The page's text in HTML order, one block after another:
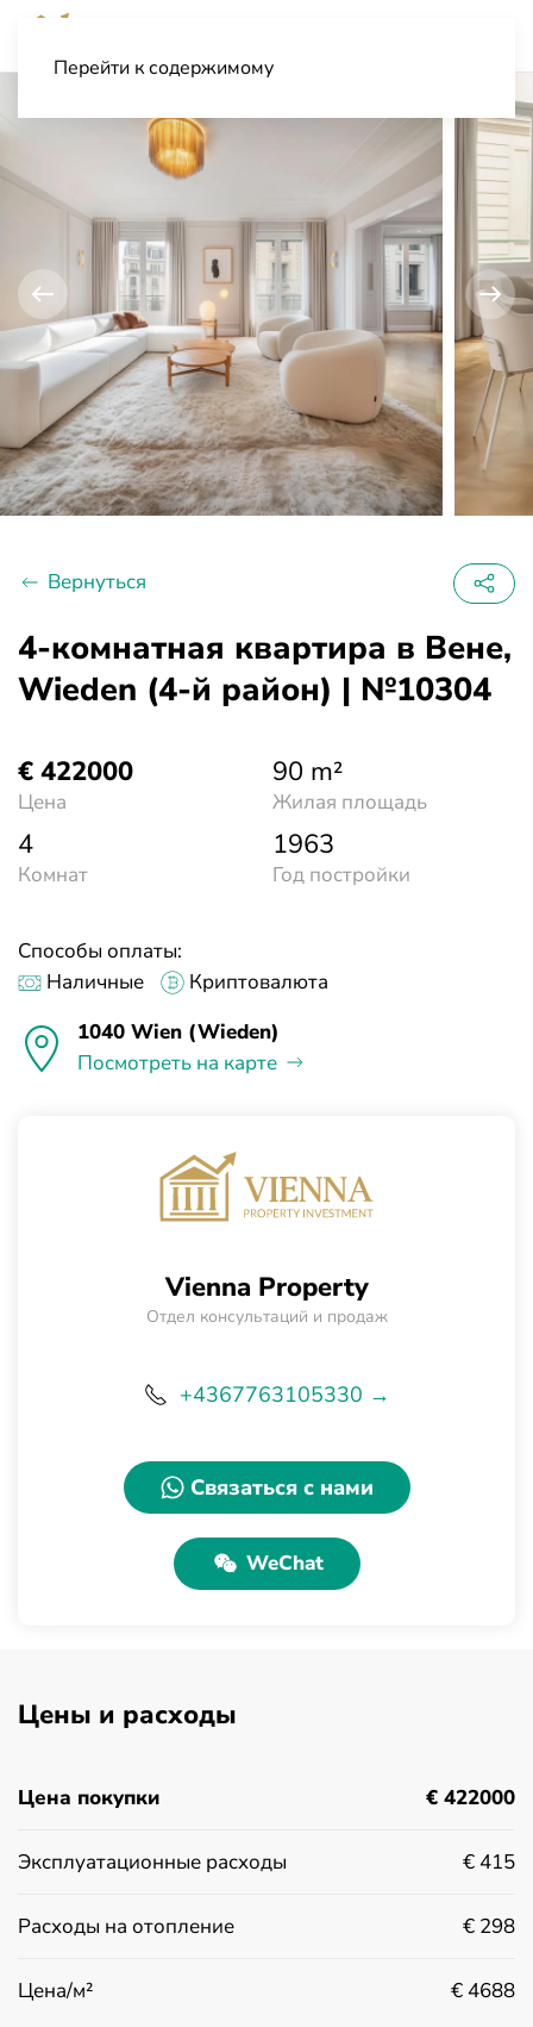
Перейти к содержимому
Вернуться
4-комнатная квартира в Вене,
Wieden (4-й район) | №10304
€ 422000
Цена
90 m²
Жилая площадь
4
Комнат
1963
Год постройки
Способы оплаты:
Наличные
Криптовалюта
1040 Wien (Wieden)
Посмотреть на карте
Vienna Property
Отдел консультаций и продаж
+4367763105330 →
Связаться с нами
WeChat
Цены и расходы
Цена покупки € 422000
Эксплуатационные расходы € 415
Расходы на отопление € 298
Цена/м² € 4688